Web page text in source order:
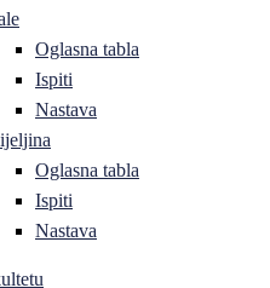
Oglasna tabla
Ispiti
Nastava
Oglasna tabla
Ispiti
Nastava